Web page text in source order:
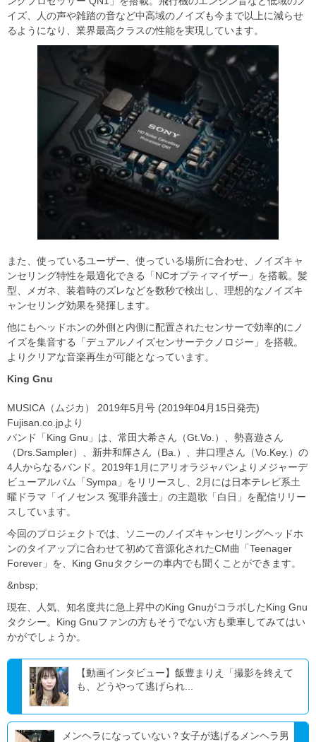
イズ、人の声や雑踏の音など中高域のノイズも今まで以上に減らせ
るようになり、業界最高クラスの性能を実現しています。
また、使っているユーザー、使っている場所に合わせ、ノイズキャ
ンセリング特性を最適化できる「NCオプティマイザー」を搭載。髪
型、メガネ、装着時のズレなどを数秒で検出し、理想的なノイズキ
ャンセリング効果を発揮します。
他にもヘッドホンの外側と内側に配置されたセンサーで効率的にノ
イズを集音する「デュアルノイズセンサーテクノロジー」を搭載。
よりクリアな音楽再生が可能となっています。
King Gnu
MUSICA（ムジカ） 2019年5月号 (2019年04月15日発売)
Fujisan.co.jpより
バンド「King Gnu」は、常田大希さん（Gt.Vo.）、勢喜遊さん
（Drs.Sampler）、新井和輝さん（Ba.）、井口理さん（Vo.Key.）の
4人からなるバンド。2019年1月にアリオラジャパンよりメジャーデ
ビューアルバム「Sympa」をリリースし、2月には日本テレビ系土
曜ドラマ「イノセンス 冤罪弁護士」の主題歌「白日」を配信リリー
スしています。
今回のプロジェクトでは、ソニーのノイズキャンセリングヘッドホ
ンのタイアップに合わせて初めて音源化されたCM曲「Teenager
Forever」を、King Gnuタクシーの車内でも聞くことができます。
&nbsp;
現在、人気、知名度共に急上昇中のKing GnuがコラボしたKing Gnu
タクシー。King Gnuファンの方もそうでない方も乗車してみてはい
かがでしょうか。
【動画インタビュー】飯豊まりえ「撮影を終えて
も、どうやって逃げられ...
メンヘラになっていない？女子が逃げるメンヘラ男